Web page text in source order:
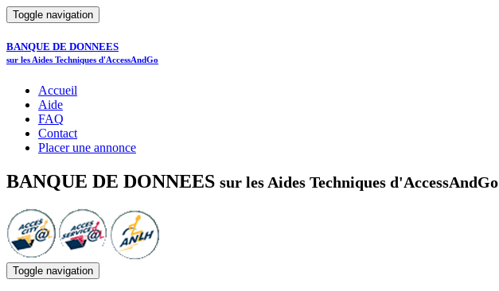
Toggle navigation
BANQUE DE DONNEES
sur les Aides Techniques d'AccessAndGo
Accueil
Aide
FAQ
Contact
Placer une annonce
BANQUE DE DONNEES sur les Aides Techniques d'AccessAndGo
Toggle navigation